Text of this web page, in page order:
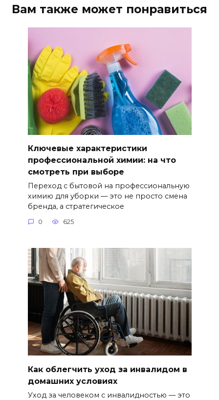
Вам также может понравиться
Ключевые характеристики
профессиональной химии: на что
смотреть при выборе
Переход с бытовой на профессиональную
химию для уборки — это не просто смена
бренда, а стратегическое
0 625
Как облегчить уход за инвалидом в
домашних условиях
Уход за человеком с инвалидностью — это